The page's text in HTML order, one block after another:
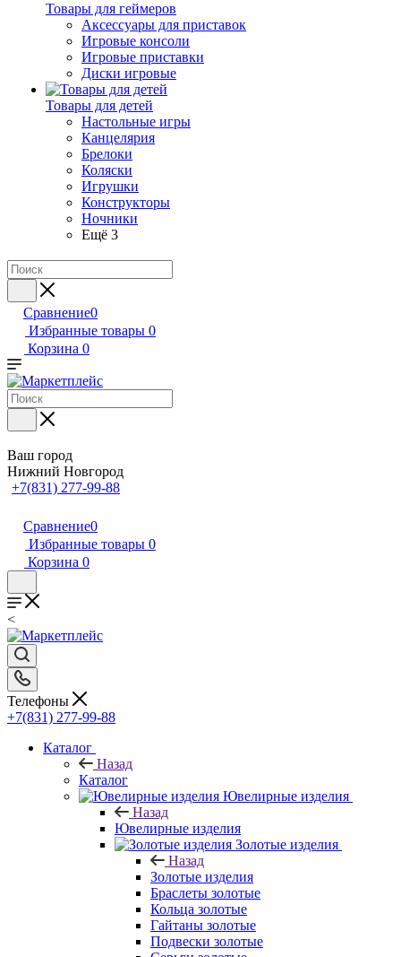
Товары для геймеров
Аксессуары для приставок
Игровые консоли
Игровые приставки
Диски игровые
Товары для детей
Настольные игры
Канцелярия
Брелоки
Коляски
Игрушки
Конструкторы
Ночники
Ещё 3
Сравнение0
Избранные товары 0
Корзина 0
Ваш город
Нижний Новгород
+7(831) 277-99-88
Сравнение0
Избранные товары 0
Корзина 0
<
Телефоны
+7(831) 277-99-88
Каталог
Назад
Каталог
Ювелирные изделия
Назад
Ювелирные изделия
Золотые изделия
Назад
Золотые изделия
Браслеты золотые
Кольца золотые
Гайтаны золотые
Подвески золотые